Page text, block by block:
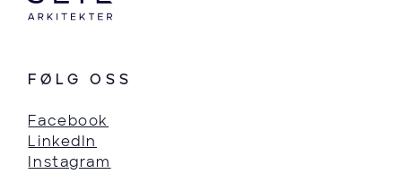
FØLG OSS
Facebook
LinkedIn
Instagram